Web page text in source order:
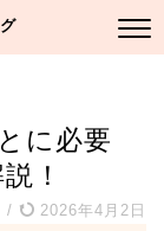
に必要
説！
/ 2026年4月2日